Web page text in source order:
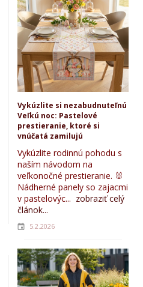
Vykúzlite si nezabudnuteľnú
Veľkú noc: Pastelové
prestieranie, ktoré si
vnúčatá zamilujú
Vykúzlite rodinnú pohodu s
naším návodom na
veľkonočné prestieranie. 🐰
Nádherné panely so zajacmi
v pastelovýc... zobraziť celý
článok...
5.2.2026